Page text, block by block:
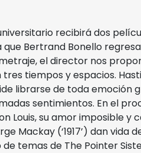
recibirá dos
que Bertrand Bonello
el director nos
tiempos y espacios.
librarse de toda emoción
sentimientos. En el
Louis, su amor imposible y
Mackay (‘1917’) dan
temas de The Pointer